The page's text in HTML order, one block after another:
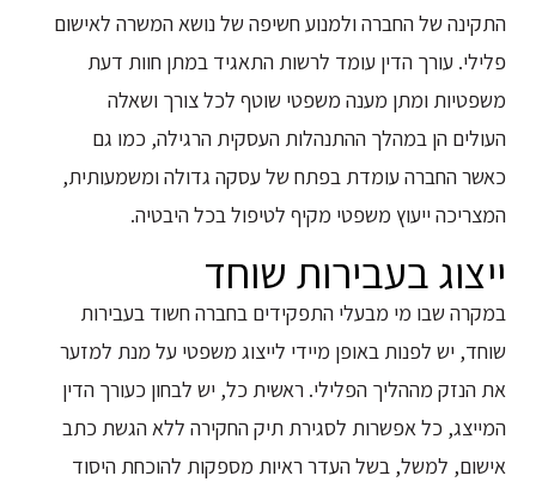
התקינה של החברה ולמנוע חשיפה של נושא המשרה לאישום
פלילי. עורך הדין עומד לרשות התאגיד במתן חוות דעת
משפטיות ומתן מענה משפטי שוטף לכל צורך ושאלה
העולים הן במהלך ההתנהלות העסקית הרגילה, כמו גם
כאשר החברה עומדת בפתח של עסקה גדולה ומשמעותית,
המצריכה ייעוץ משפטי מקיף לטיפול בכל היבטיה.
ייצוג בעבירות שוחד
במקרה שבו מי מבעלי התפקידים בחברה חשוד בעבירות
שוחד, יש לפנות באופן מיידי לייצוג משפטי על מנת למזער
את הנזק מההליך הפלילי. ראשית כל, יש לבחון כעורך הדין
המייצג, כל אפשרות לסגירת תיק החקירה ללא הגשת כתב
אישום, למשל, בשל העדר ראיות מספקות להוכחת היסוד